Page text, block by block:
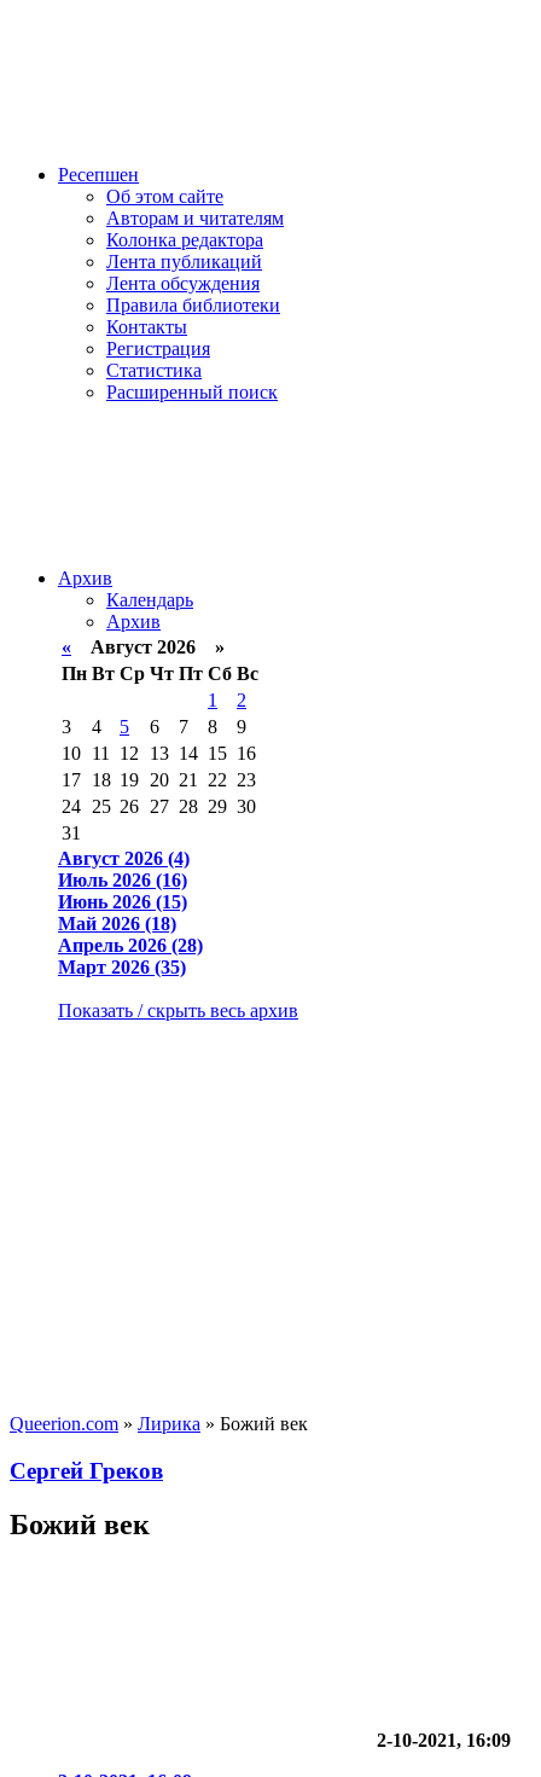
Ресепшен
Об этом сайте
Авторам и читателям
Колонка редактора
Лента публикаций
Лента обсуждения
Правила библиотеки
Контакты
Регистрация
Статистика
Расширенный поиск
Архив
Календарь
Архив
« Август 2026 »
Пн Вт Ср Чт Пт Сб Вс
1
2
3
4 5 6 7 8
9
10 11 12 13 14 15 16
17 18 19 20 21 22 23
24 25 26 27 28 29 30
31
Август 2026 (4)
Июль 2026 (16)
Июнь 2026 (15)
Май 2026 (18)
Апрель 2026 (28)
Март 2026 (35)
Показать / скрыть весь архив
Queerion.com » Лирика » Божий век
Сергей Греков
Божий век
2-10-2021, 16:09